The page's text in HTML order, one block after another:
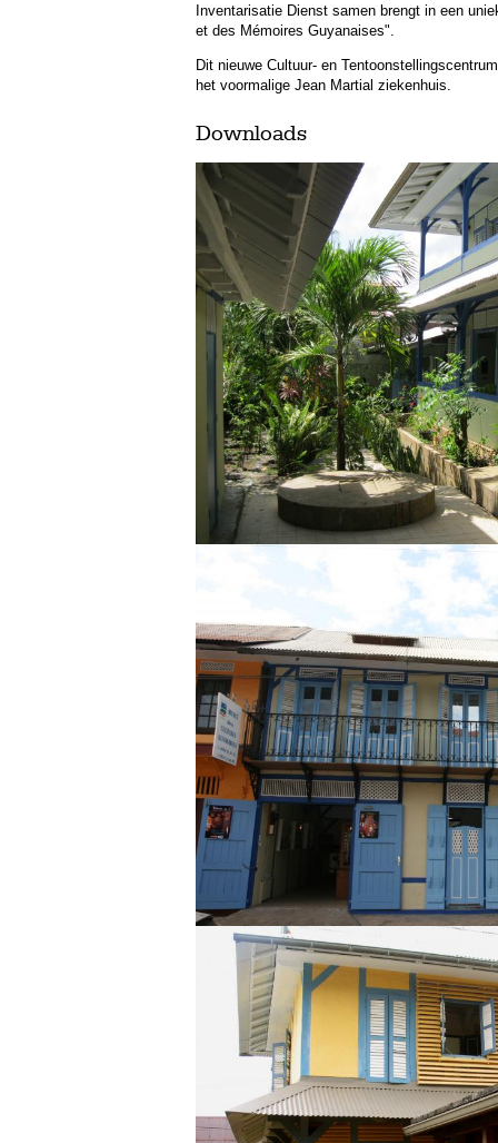
Inventarisatie Dienst samen brengt in een
et des Mémoires Guyanaises".
Dit nieuwe Cultuur- en
het voormalige Jean Martial ziekenhuis.
Downloads